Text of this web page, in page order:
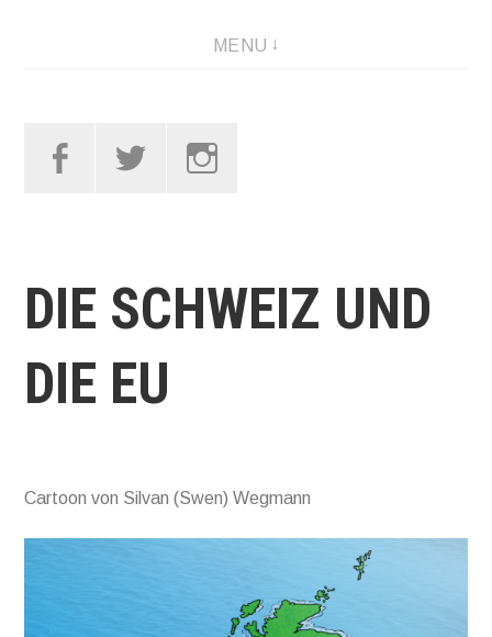
MENU
DIE SCHWEIZ UND
DIE EU
Cartoon von Silvan (Swen) Wegmann